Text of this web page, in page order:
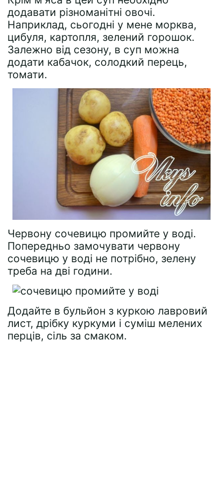
додавати різноманітні овочі.
Наприклад, сьогодні у мене морква,
цибуля, картопля, зелений горошок.
Залежно від сезону, в суп можна
додати кабачок, солодкий перець,
томати.
Червону сочевицю промийте у воді.
Попередньо замочувати червону
сочевицю у воді не потрібно, зелену
треба на дві години.
Додайте в бульйон з куркою лавровий
лист, дрібку куркуми і суміш мелених
перців, сіль за смаком.